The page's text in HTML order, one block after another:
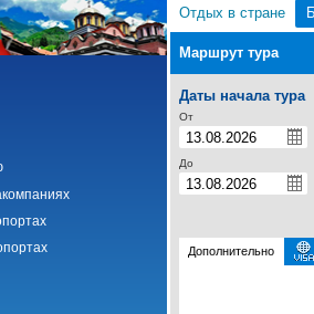
Отдых в стране
Маршрут тура
Даты начала тура
От
До
Дополнительно